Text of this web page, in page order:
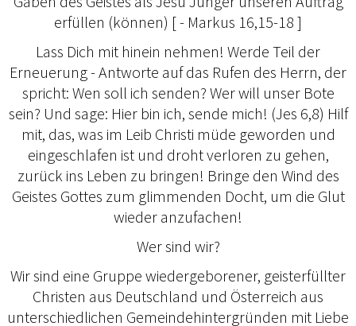
erfüllen (können) [ - Markus 16,15-18 ]
Lass Dich mit hinein nehmen! Werde Teil der
Erneuerung - Antworte auf das Rufen des Herrn, der
spricht: Wen soll ich senden? Wer will unser Bote
sein? Und sage: Hier bin ich, sende mich! (Jes 6,8) Hilf
mit, das, was im Leib Christi müde geworden und
eingeschlafen ist und droht verloren zu gehen,
zurück ins Leben zu bringen! Bringe den Wind des
Geistes Gottes zum glimmenden Docht, um die Glut
wieder anzufachen!
Wer sind wir?
Wir sind eine Gruppe wiedergeborener, geisterfüllter
Christen aus Deutschland und Österreich aus
unterschiedlichen Gemeindehintergründen mit Liebe